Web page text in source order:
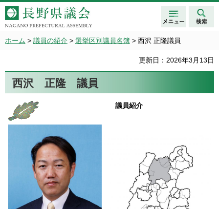
長野県議会 NAGANO
PREFECTURAL ASSEMBLY
メニュ
ー
検索
ホーム > 議員の紹介 > 選挙区別議員名簿 > 西沢 正隆議員
更新日：2026年3月13日
西沢 正隆 議員
議員紹介